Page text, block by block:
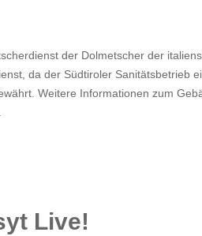
der Dolmetscher der
da der Südtiroler Sanitätsbetrieb
Weitere Informationen zum
Live!